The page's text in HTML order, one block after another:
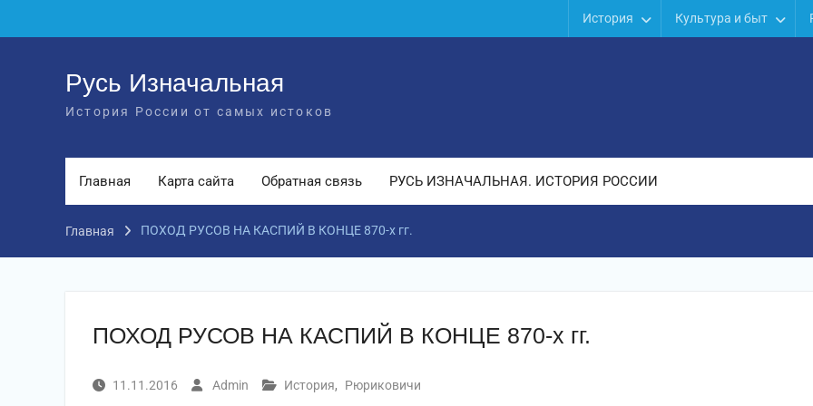
История Культура и быт
Русь Изначальная
История России от самых истоков
Главная Карта сайта Обратная связь РУСЬ ИЗНАЧАЛЬНАЯ. ИСТОРИЯ РОССИИ
Главная ПОХОД РУСОВ НА КАСПИЙ В КОНЦЕ 870-х гг.
ПОХОД РУСОВ НА КАСПИЙ В КОНЦЕ 870-х гг.
11.11.2016 Admin История, Рюриковичи